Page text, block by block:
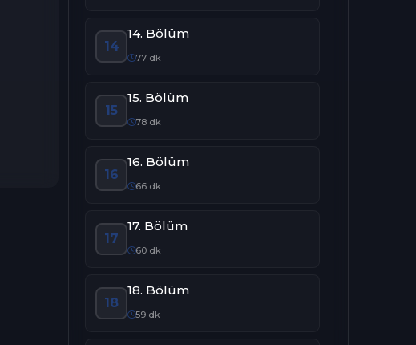
14
14. Bölüm
77 dk
15
15. Bölüm
78 dk
16
16. Bölüm
66 dk
17
17. Bölüm
60 dk
18
18. Bölüm
59 dk